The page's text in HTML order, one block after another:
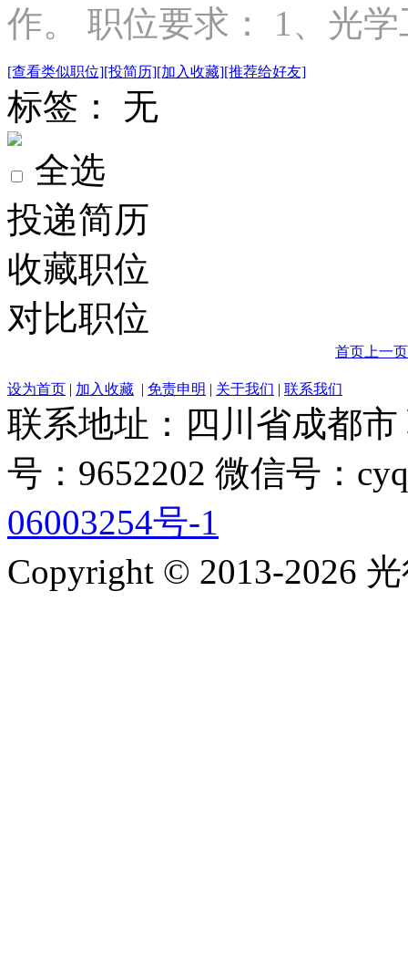
作。 职位要求： 1、光学
[查看类似职位][投简历][加入收藏][推荐给好友]
标签： 无
全选
投递简历
收藏职位
对比职位
首页 上一页
设为首页 | 加入收藏 | 免责申明 | 关于我们 | 联系我们
联系地址：四川省成都市
号：9652202 微信号：
06003254号-1
Copyright © 2013-2026